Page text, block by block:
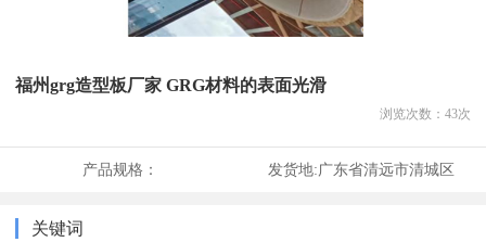
福州grg造型板厂家 GRG材料的表面光滑
浏览次数： 43次
产品规格： 发货地:广东省清远市清城区
关键词